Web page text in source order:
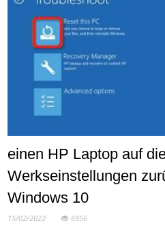
einen HP Laptop auf
Werkseinstellungen
Windows 10
15/02/2022 6956